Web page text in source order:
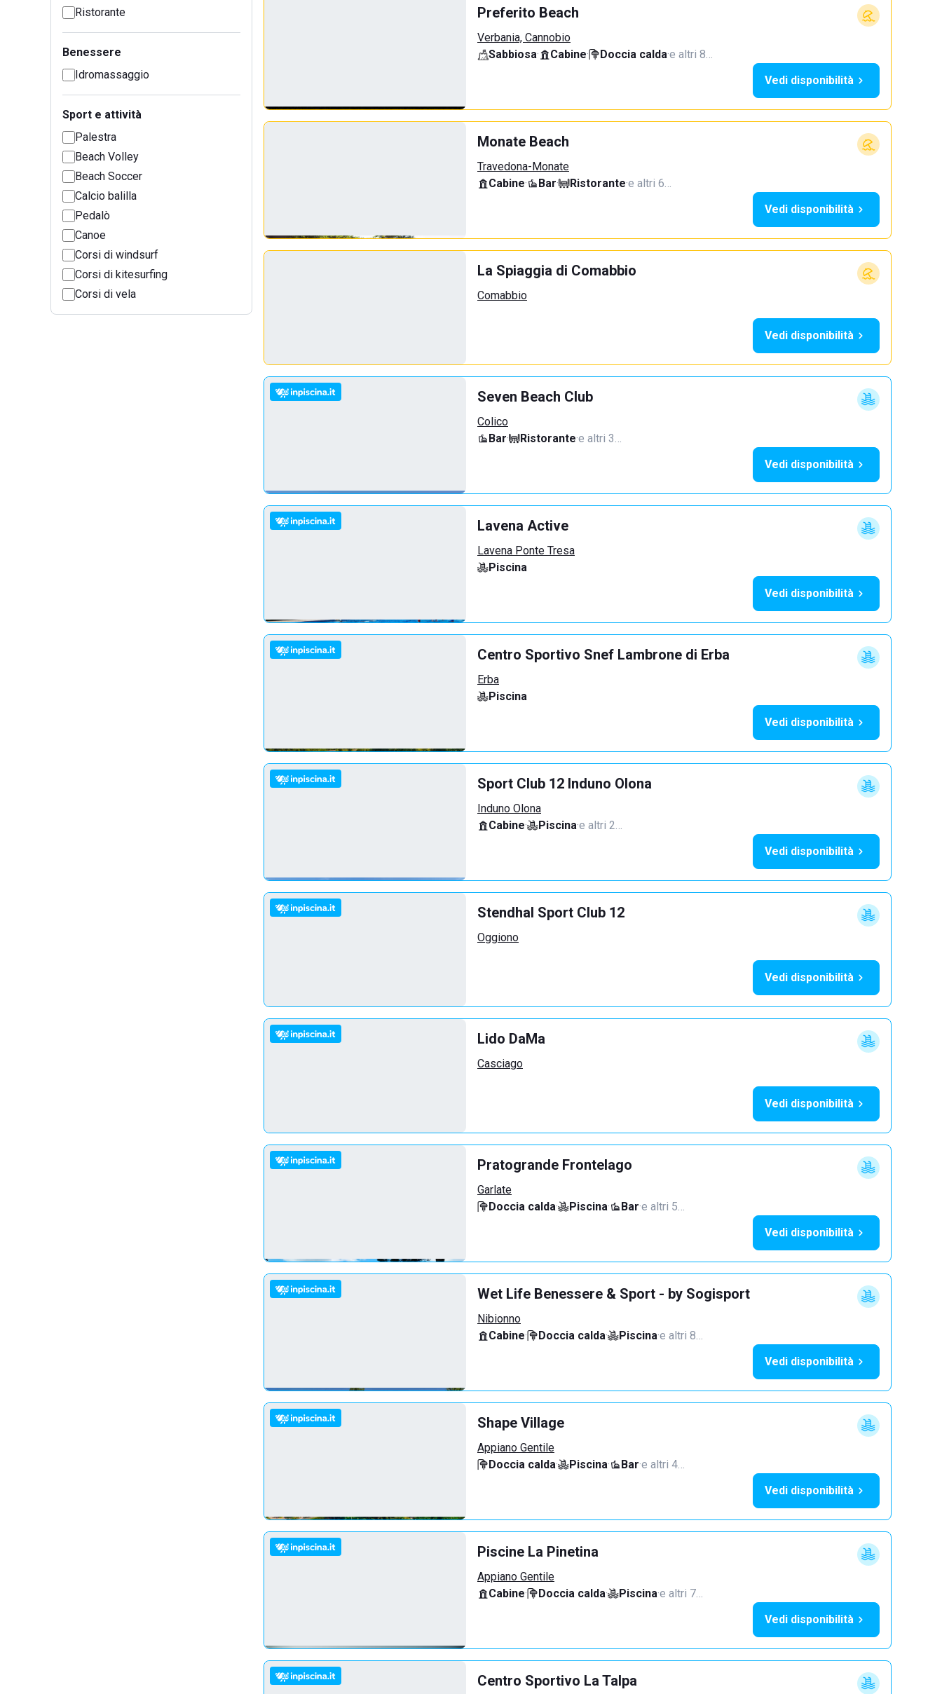
Ristorante
Benessere
Idromassaggio
Sport e attività
Palestra
Beach Volley
Beach Soccer
Calcio balilla
Pedalò
Canoe
Corsi di windsurf
Corsi di kitesurfing
Corsi di vela
Preferito Beach
Verbania, Cannobio
Sabbiosa· Cabine· Doccia calda·e altri 8…
Vedi disponibilità
Monate Beach
Travedona-Monate
Cabine· Bar· Ristorante·e altri 6…
Vedi disponibilità
La Spiaggia di Comabbio
Comabbio
Vedi disponibilità
Seven Beach Club
Colico
Bar· Ristorante·e altri 3…
Vedi disponibilità
Lavena Active
Lavena Ponte Tresa
Piscina
Vedi disponibilità
Centro Sportivo Snef Lambrone di Erba
Erba
Piscina
Vedi disponibilità
Sport Club 12 Induno Olona
Induno Olona
Cabine· Piscina·e altri 2…
Vedi disponibilità
Stendhal Sport Club 12
Oggiono
Vedi disponibilità
Lido DaMa
Casciago
Vedi disponibilità
Pratogrande Frontelago
Garlate
Doccia calda· Piscina· Bar·e altri 5…
Vedi disponibilità
Wet Life Benessere & Sport - by Sogisport
Nibionno
Cabine· Doccia calda· Piscina·e altri 8…
Vedi disponibilità
Shape Village
Appiano Gentile
Doccia calda· Piscina· Bar·e altri 4…
Vedi disponibilità
Piscine La Pinetina
Appiano Gentile
Cabine· Doccia calda· Piscina·e altri 7…
Vedi disponibilità
Centro Sportivo La Talpa